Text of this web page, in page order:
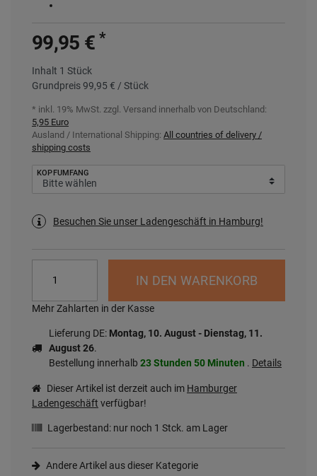
99,95 €*
Inhalt 1 Stück
Grundpreis99,95 € / Stück
* inkl. 19% MwSt. zzgl. Versand innerhalb von Deutschland:
5,95 Euro
Ausland / International Shipping: All countries of delivery /
shipping costs
KOPFUMFANG
Besuchen Sie unser Ladengeschäft in Hamburg!
IN DEN WARENKORB
Mehr Zahlarten in der Kasse
Lieferung DE: Montag, 10. August - Dienstag, 11.
August 26.
Bestellung innerhalb 23 Stunden 50 Minuten . Details
Dieser Artikel ist derzeit auch im Hamburger
Ladengeschäft verfügbar!
Lagerbestand: nur noch 1 Stck. am Lager
Andere Artikel aus dieser Kategorie